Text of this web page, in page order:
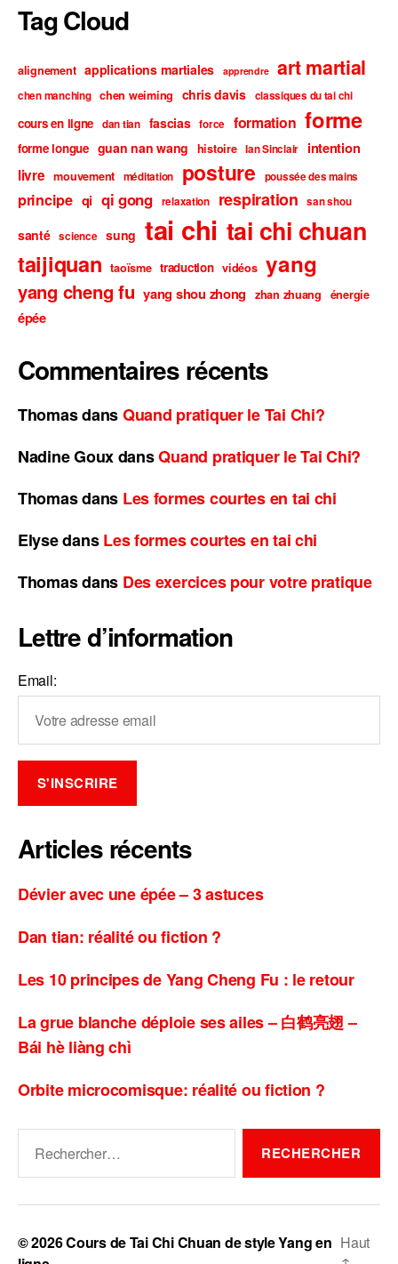
Tag Cloud
alignement applications martiales apprendre art martial
chen manching chen weiming chris davis classiques du tai chi
cours en ligne dan tian fascias force formation forme
forme longue guan nan wang histoire Ian Sinclair
intention
livre mouvement méditation posture poussée des mains
principe qi qi gong relaxation respiration san shou
santé science sung tai chi tai chi chuan
taijiquan taoïsme traduction vidéos yang
yang cheng fu yang shou zhong zhan zhuang énergie
épée
Commentaires récents
ThomasdansQuand pratiquer le Tai Chi?
Nadine GouxdansQuand pratiquer le Tai Chi?
Thomasdans Les formes courtes en tai chi
ElysedansLes formes courtes en tai chi
Thomasdans Des exercices pour votre pratique
Lettre d’information
Email:
Articles récents
Dévier avec une épée – 3 astuces
Dan tian: réalité ou fiction ?
Les 10 principes de Yang Cheng Fu : le retour
La grue blanche déploie ses ailes – 白鹤亮翅 –
Bái hè liàng chì
Orbite microcomisque: réalité ou fiction ?
© 2026Cours de Tai Chi Chuan de style Yang en Haut